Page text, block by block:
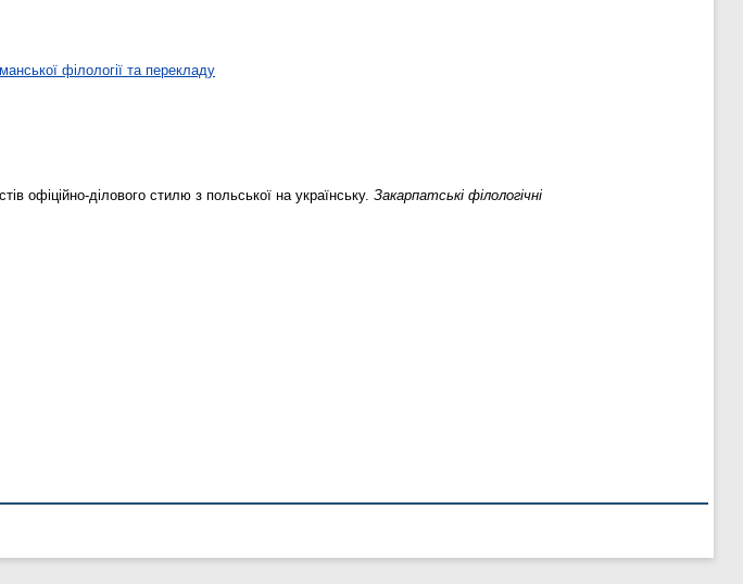
філології та перекладу
офіційно-ділового стилю з польської на українську. Закарпатські філологічні